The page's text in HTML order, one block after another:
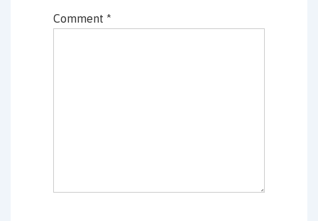
Comment *